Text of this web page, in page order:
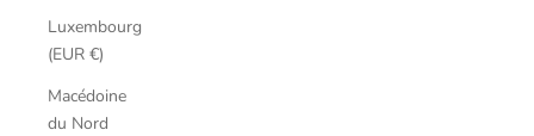
Luxembourg
(EUR €)
Macédoine
du Nord